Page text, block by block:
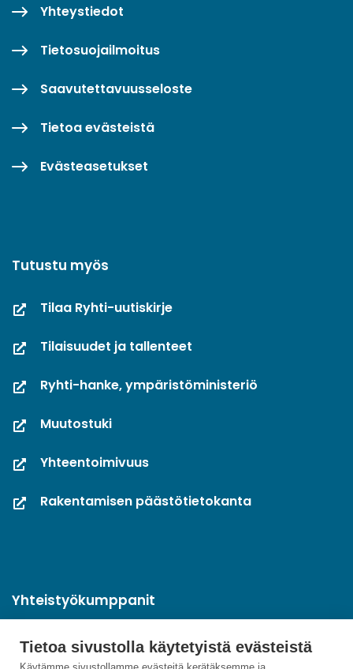
Tietoa sivustolla käytetyistä evästeistä
Yhteystiedot
Tietosuojailmoitus
Saavutettavuusseloste
Tietoa evästeistä
Evästeasetukset
Tutustu myös
Tilaa Ryhti-uutiskirje
Tilaisuudet ja tallenteet
Ryhti-hanke, ympäristöministeriö
Muutostuki
Yhteentoimivuus
Rakentamisen päästötietokanta
Yhteistyökumppanit